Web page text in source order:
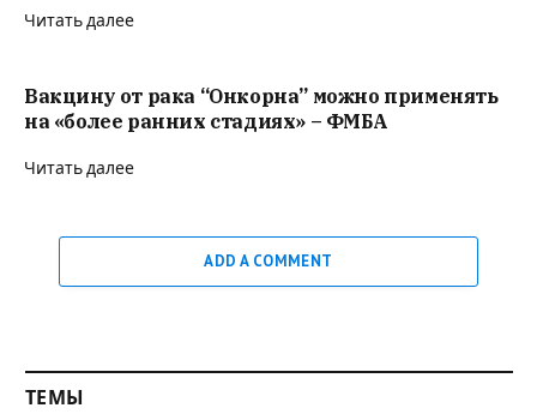
Читать далее
Вакцину от рака “Онкорна” можно применять
на «более ранних стадиях» – ФМБА
Читать далее
ADD A COMMENT
ТЕМЫ